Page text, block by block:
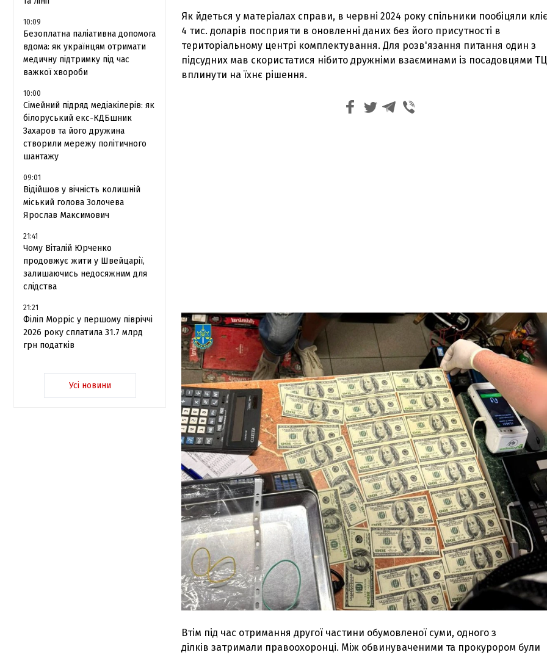
10:09
Безоплатна паліативна допомога
вдома: як українцям отримати
медичну підтримку під час
важкої хвороби
10:00
Сімейний підряд медіакілерів: як
білоруський екс-КДБшник
Захаров та його дружина
створили мережу політичного
шантажу
09:01
Відійшов у вічність колишній
міський голова Золочева
Ярослав Максимович
21:41
Чому Віталій Юрченко
продовжує жити у Швейцарії,
залишаючись недосяжним для
слідства
21:21
Філіп Морріс у першому півріччі
2026 року сплатила 31.7 млрд
грн податків
Усі новини
Як йдеться у матеріалах справи, в червні 2024 року спільники пообіцяли
4 тис. доларів посприяти в оновленні даних без його присутності в
територіальному центрі комплектування. Для розв'язання питання один з
підсудних мав скористатися нібито дружніми взаєминами із посадовцями
вплинути на їхнє рішення.
Втім під час отримання другої частини обумовленої суми, одного з
ділків затримали правоохоронці. Між обвинуваченими та прокурором були
З'явилося відео знищеного ворожого